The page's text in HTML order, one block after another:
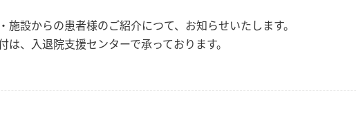
施設からの患者様のご紹介につて、お知らせいたします。
は、入退院支援センターで承っております。